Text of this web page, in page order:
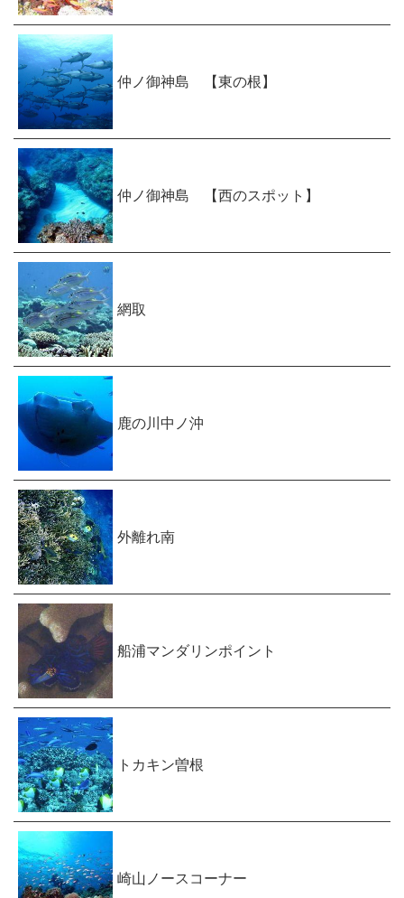
仲ノ御神島 【東の根】
仲ノ御神島 【西のスポット】
網取
鹿の川中ノ沖
外離れ南
船浦マンダリンポイント
トカキン曽根
崎山ノースコーナー